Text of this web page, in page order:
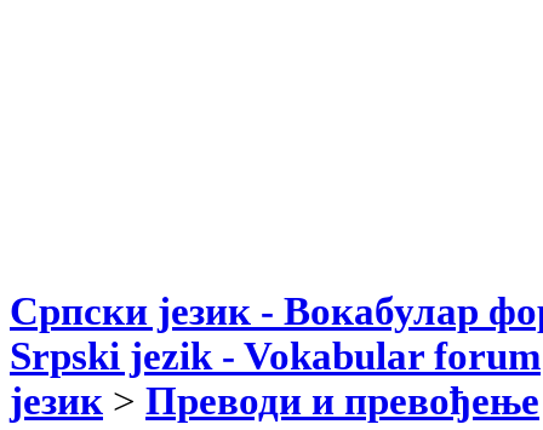
Српски језик - Вокабулар
Srpski jezik - Vokabular forum
језик > Преводи и превођење